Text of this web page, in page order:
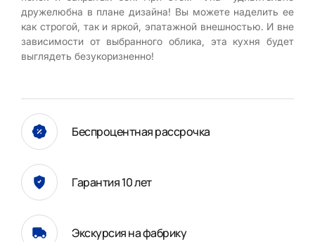
дружелюбна в плане дизайна! Вы можете наделить ее
как строгой, так и яркой, эпатажной внешностью. И вне
зависимости от выбранного облика, эта кухня будет
выглядеть безукоризненно!
Беспроцентная рассрочка
Гарантия 10 лет
Экскурсия на фабрику